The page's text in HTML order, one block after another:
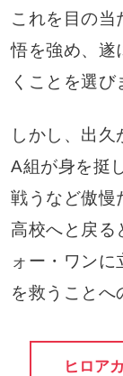
これを目の当
悟を強め、遂
くことを選び
しかし、出
A組が身を挺
戦うなど傲慢
高校へと戻る
ォー・ワン
を救うことへ
ヒロア